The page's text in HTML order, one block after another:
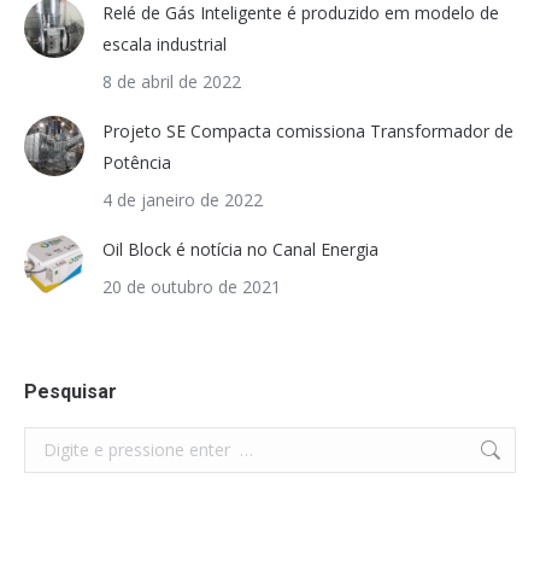
Relé de Gás Inteligente é produzido em modelo de
escala industrial
8 de abril de 2022
Projeto SE Compacta comissiona Transformador de
Potência
4 de janeiro de 2022
Oil Block é notícia no Canal Energia
20 de outubro de 2021
Pesquisar
Search: